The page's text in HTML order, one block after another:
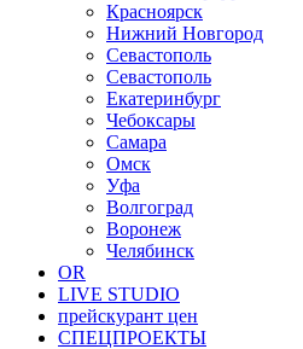
Красноярск
Нижний Новгород
Севастополь
Севастополь
Екатеринбург
Чебоксары
Самара
Омск
Уфа
Волгоград
Воронеж
Челябинск
OR
LIVE STUDIO
прейскурант цен
СПЕЦПРОЕКТЫ